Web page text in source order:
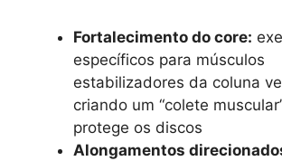
Fortalecimento do core:
específicos para músculos
estabilizadores da coluna
criando um “colete
protege os discos
Alongamentos